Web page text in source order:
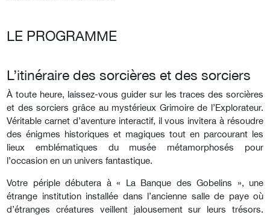
LE PROGRAMME
L’itinéraire des sorcières et des sorciers
À toute heure, laissez-vous guider sur les traces des sorcières
et des sorciers grâce au mystérieux Grimoire de l’Explorateur.
Véritable carnet d’aventure interactif, il vous invitera à résoudre
des énigmes historiques et magiques tout en parcourant les
lieux emblématiques du musée métamorphosés pour
l’occasion en un univers fantastique.
Votre périple débutera à « La Banque des Gobelins », une
étrange institution installée dans l’ancienne salle de paye où
d’étranges créatures veillent jalousement sur leurs trésors.